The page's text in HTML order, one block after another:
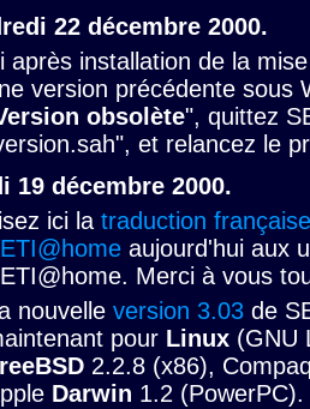
22 décembre 2000.
après installation de la
version précédente sous
obsolète", quittez
et relancez le
19 décembre 2000.
ici la traduction
aujourd'hui aux
Merci à vous
nouvelle version 3.03 de
pour Linux (GNU
2.2.8 (x86),
Darwin 1.2 (PowerPC).